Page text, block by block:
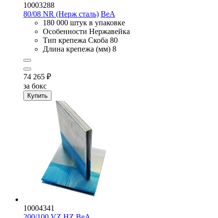
10003288
80/08 NR (Нерж сталь) BeA
180 000 штук в упаковке
Особенности Нержавейка
Тип крепежа Скоба 80
Длина крепежа (мм) 8
74 265 ₽
за бокс
Купить
10004341